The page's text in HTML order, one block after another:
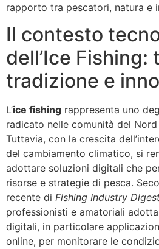
rapporto tra pescatori, natura e
Il contesto
dell’Ice Fishing:
tradizione e
L’ice fishing rappresenta uno
radicato nelle comunità del
Tuttavia, con la crescita
del cambiamento climatico, si
adottare soluzioni digitali che
risorse e strategie di pesca.
recente di Fishing Industry
professionisti e amatoriali
digitali, in particolare
online, per monitorare le